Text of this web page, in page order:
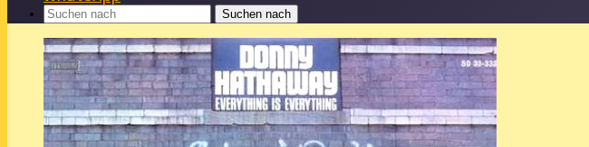
Suchen nach